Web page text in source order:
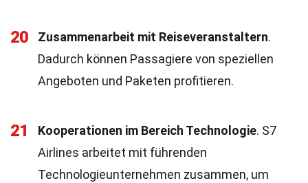
20 Zusammenarbeit mit Reiseveranstaltern.
Dadurch können Passagiere von speziellen
Angeboten und Paketen profitieren.
21 Kooperationen im Bereich Technologie. S7
Airlines arbeitet mit führenden
Technologieunternehmen zusammen, um